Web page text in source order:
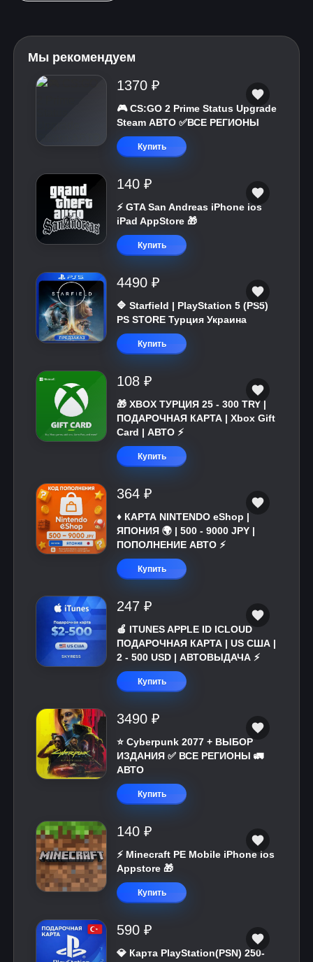
Мы рекомендуем
1370 ₽
🎮 CS:GO 2 Prime Status Upgrade
Steam АВТО ✅ВСЕ РЕГИОНЫ
Купить
140 ₽
⚡️ GTA San Andreas iPhone ios
iPad AppStore 🎁
Купить
4490 ₽
🔷 Starfield | PlayStation 5 (PS5)
PS STORE Турция Украина
Купить
108 ₽
🎁 XBOX ТУРЦИЯ 25 - 300 TRY |
ПОДАРОЧНАЯ КАРТА | Xbox Gift
Card | АВТО ⚡
Купить
364 ₽
♦️ КАРТА NINTENDO eShop |
ЯПОНИЯ 🌍 | 500 - 9000 JPY |
ПОПОЛНЕНИЕ АВТО ⚡
Купить
247 ₽
🍎 ITUNES APPLE ID ICLOUD
ПОДАРОЧНАЯ КАРТА | US США |
2 - 500 USD | АВТОВЫДАЧА ⚡️
Купить
3490 ₽
⭐ Cyberpunk 2077 + ВЫБОР
ИЗДАНИЯ ✅ ВСЕ РЕГИОНЫ 🚛
АВТО
Купить
140 ₽
⚡️ Minecraft PE Mobile iPhone ios
Appstore 🎁
Купить
590 ₽
💎 Карта PlayStation(PSN) 250-